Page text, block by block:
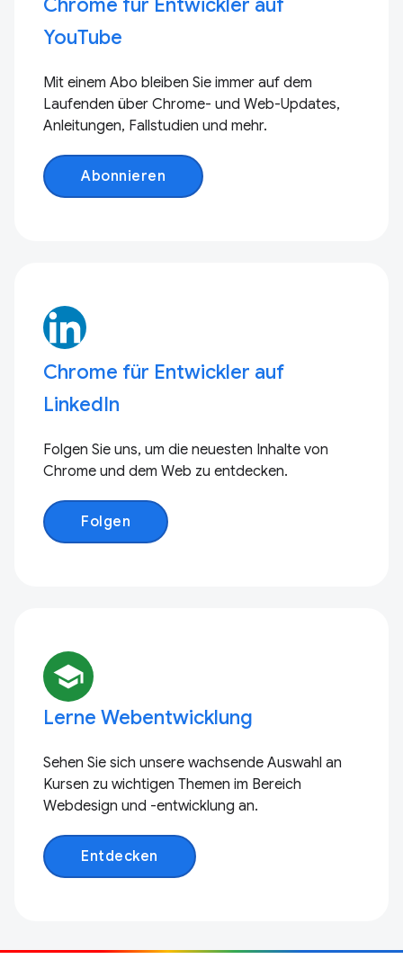
Chrome für Entwickler auf
YouTube
Mit einem Abo bleiben Sie immer auf dem
Laufenden über Chrome- und Web-Updates,
Anleitungen, Fallstudien und mehr.
Abonnieren
Chrome für Entwickler auf
LinkedIn
Folgen Sie uns, um die neuesten Inhalte von
Chrome und dem Web zu entdecken.
Folgen
school
Lerne Webentwicklung
Sehen Sie sich unsere wachsende Auswahl an
Kursen zu wichtigen Themen im Bereich
Webdesign und -entwicklung an.
Entdecken